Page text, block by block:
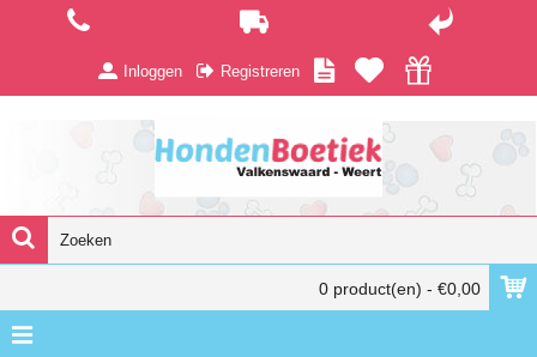
Inloggen Registreren
0 product(en) - €0,00